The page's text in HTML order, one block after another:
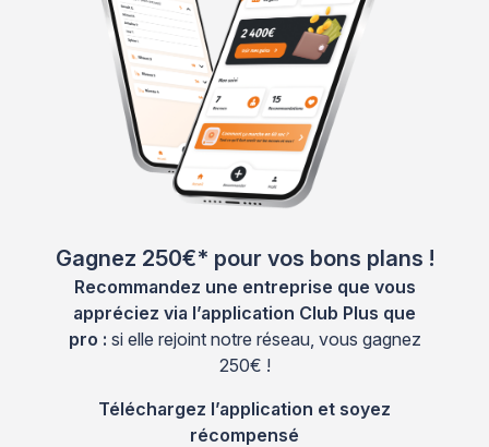
Gagnez 250€* pour vos bons plans !
Recommandez une entreprise que vous
appréciez via l’application Club Plus que
pro : si elle rejoint notre réseau, vous gagnez
250€ !
Téléchargez l’application et soyez
récompensé